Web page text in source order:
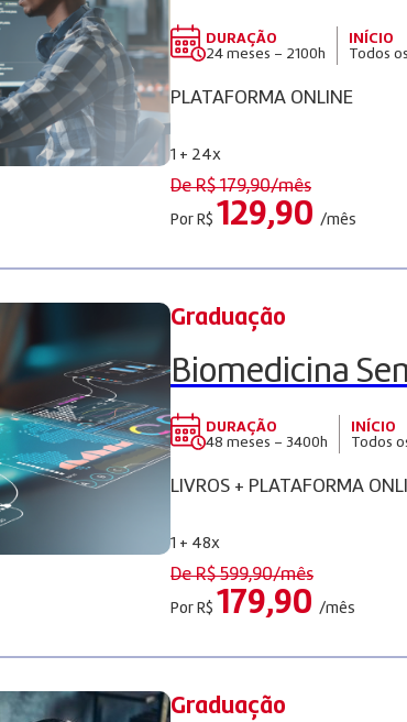
DURAÇÃO
24 meses – 2100h
INÍCIO
Todos
PLATAFORMA ONLINE
1 + 24x
De R$179,90/mês
Por R$ 129,90 /mês
Graduação
Biomedicina
DURAÇÃO
48 meses – 3400h
INÍCIO
Todos
LIVROS + PLATAFORMA
1 + 48x
De R$599,90/mês
Por R$ 179,90 /mês
Graduação